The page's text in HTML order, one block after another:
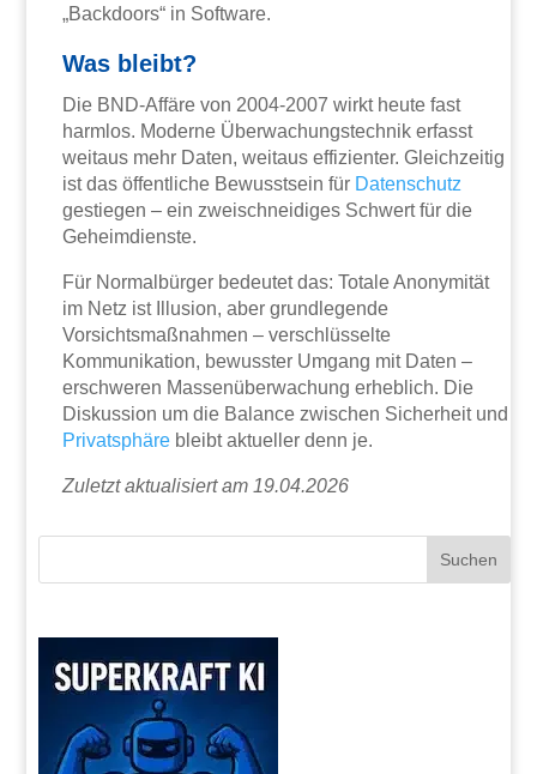
„Backdoors“ in Software.
Was bleibt?
Die BND-Affäre von 2004-2007 wirkt heute fast
harmlos. Moderne Überwachungstechnik erfasst
weitaus mehr Daten, weitaus effizienter. Gleichzeitig
ist das öffentliche Bewusstsein für Datenschutz
gestiegen – ein zweischneidiges Schwert für die
Geheimdienste.
Für Normalbürger bedeutet das: Totale Anonymität
im Netz ist Illusion, aber grundlegende
Vorsichtsmaßnahmen – verschlüsselte
Kommunikation, bewusster Umgang mit Daten –
erschweren Massenüberwachung erheblich. Die
Diskussion um die Balance zwischen Sicherheit und
Privatsphäre bleibt aktueller denn je.
Zuletzt aktualisiert am 19.04.2026